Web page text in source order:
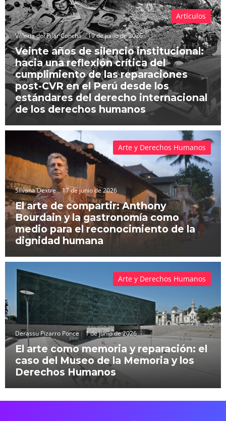
Valeria del Pilar Concha 19 de junio de 2026
Veinte años de silencio institucional:
hacia una reflexión crítica del
cumplimiento de las reparaciones
post-CVR en el Perú desde los
estándares del derecho internacional
de los derechos humanos
Artículos
Silvana Dextre 17 de junio de 2026
El arte de compartir: Anthony
Bourdain y la gastronomía como
medio para el reconocimiento de la
dignidad humana
Arte y Derechos Humanos
Derassu Pizarro Ponce 1 de junio de 2026
El arte como memoria y reparación: el
caso del Museo de la Memoria y los
Derechos Humanos
Arte y Derechos Humanos